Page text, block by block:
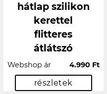
hátlap szilikon
kerettel
flitteres
átlátszó
Webshop ár 4.990 Ft
részletek